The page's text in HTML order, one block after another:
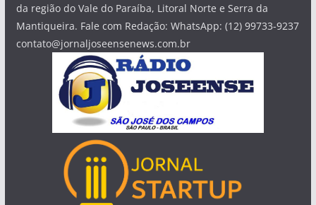
da região do Vale do Paraíba, Litoral Norte e Serra da
Mantiqueira. Fale com Redação: WhatsApp: (12) 99733-9237
contato@jornaljoseensenews.com.br